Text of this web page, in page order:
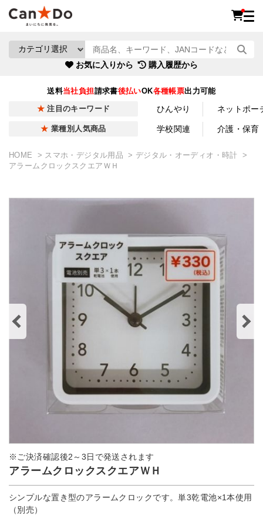
お気に入りから 購入履歴から
送料当社負担請求書後払いOK各種帳票出力可能
注目のキーワード ひんやり ネットポー
業種別人気商品 学校関連 介護・保育
HOME スマホ・デジタル用品
デジタル・オーディオ・時計
アラームクロックスクエアＷＨ
※ご決済確認後2～3日で発送されます
アラームクロックスクエアＷＨ
シンプルな置き型のアラームクロックです。単3乾電池×1本使用
（別売）